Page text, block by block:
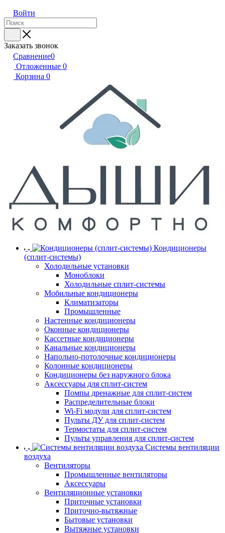
Войти
Заказать звонок
Сравнение0
Отложенные 0
Корзина 0
Кондиционеры
(сплит-системы)
Холодильные установки
Моноблоки
Холодильные сплит-системы
Мобильные кондиционеры
Климатизаторы
Промышленные
Настенные кондиционеры
Оконные кондиционеры
Кассетные кондиционеры
Канальные кондиционеры
Напольно-потолочные кондиционеры
Колонные кондиционеры
Кондиционеры без наружного блока
Аксессуары для сплит-систем
Помпы дренажные для сплит-систем
Распределительные блоки
Wi-Fi модули для сплит-систем
Пульты ДУ для сплит-систем
Термостаты для сплит-систем
Пульты управления для сплит-систем
Системы вентиляции
воздуха
Вентиляторы
Промышленные вентиляторы
Аксессуары
Вентиляционные установки
Приточные установки
Приточно-вытяжные
Бытовые установки
Вытяжные установки